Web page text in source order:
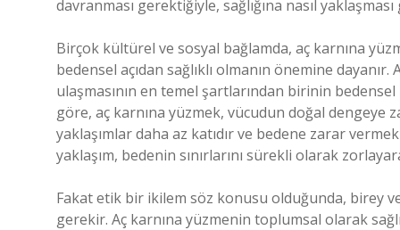
davranması gerektiğiyle, sağlığına nasıl
Birçok kültürel ve sosyal bağlamda, aç karnına
bedensel açıdan sağlıklı olmanın önemine
ulaşmasının en temel şartlarından birinin
göre, aç karnına yüzmek, vücudun doğal dengeye
yaklaşımlar daha az katıdır ve bedene zarar
yaklaşım, bedenin sınırlarını sürekli olarak
Fakat etik bir ikilem söz konusu olduğunda, birey
gerekir. Aç karnına yüzmenin toplumsal olarak